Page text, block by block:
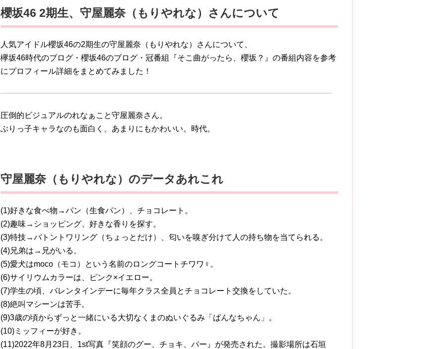
櫻坂46 2期生、守屋麗奈（もりやれな）さんについて
人気アイドル櫻坂46の2期生の守屋麗奈（もりやれな）さんについて、
欅坂46時代のブログ・櫻坂46のブログ・冠番組『そこ曲がったら、櫻坂？』の番組内容を参考
にプロフィール詳細をまとめてみました！
圧倒的ビジュアルのれなぁこと守屋麗奈さん。
ぶりっ子キャラなのも面白く、あまりにもかわいい。時代。
守屋麗奈（もりやれな）のデータあれこれ
(1)好きな食べ物→パン（生食パン）、チョコレート。
(2)趣味→ショッピング、好きな香りを探す。
(3)特技→バトントワリング（ちょっとだけ）、匂いを嗅ぎ分けて人の持ち物を当てられる。
(4)兄弟は→兄がいる。
(5)愛犬はmoco（モコ）という名前のロングコートチワワ♀。
(6)サイリウムカラーは、ピンク×イエロー。
(7)学生の頃、バレンタインデーに毎年クラス全員とチョコレート交換をしていた。
(8)絶叫マシーンは苦手。
(9)3歳の頃からずっと一緒にいる大切なくまのぬいぐるみ「ぱんなちゃん」。
(10)ミッフィーが好き。
(11)2022年8月23日、1st写真『笑顔のグー、チョキ、パー』が発売された。撮影場所は石垣